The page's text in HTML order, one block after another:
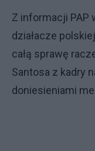
Z informacji PAP
działacze
całą sprawę
Santosa z kadry
doniesieniami